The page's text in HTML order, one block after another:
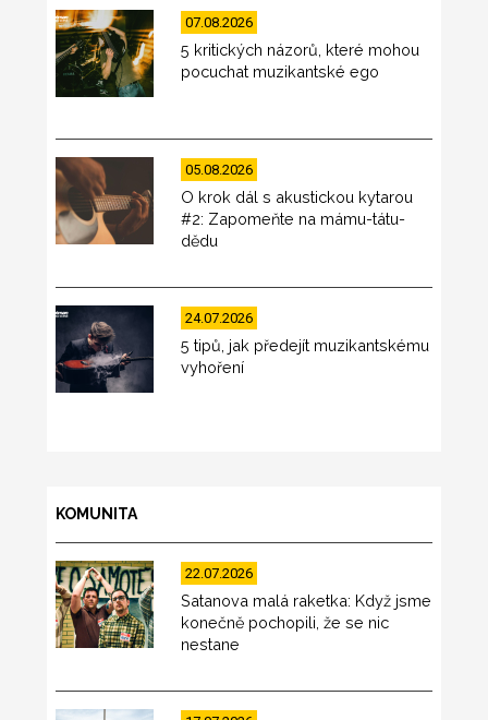
07.08.2026
5 kritických názorů, které mohou
pocuchat muzikantské ego
05.08.2026
O krok dál s akustickou kytarou
#2: Zapomeňte na mámu-tátu-
dědu
24.07.2026
5 tipů, jak předejít muzikantskému
vyhoření
KOMUNITA
22.07.2026
Satanova malá raketka: Když jsme
konečně pochopili, že se nic
nestane